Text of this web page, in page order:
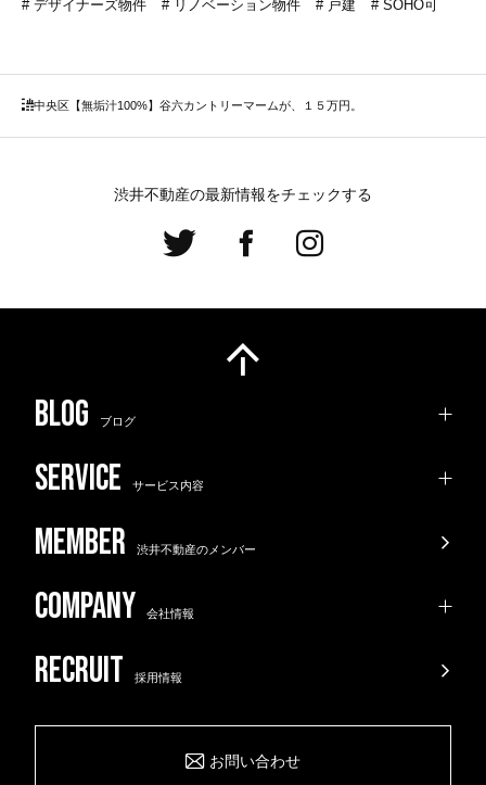
デザイナーズ物件
リノベーション物件 戸建 SOHO可
【無垢汁100%】谷六カントリーマームが、１５万円。
中央区
渋井不動産の最新情報をチェックする
ブログ
サービス内容
渋井不動産のメンバー
会社情報
採用情報
お問い合わせ